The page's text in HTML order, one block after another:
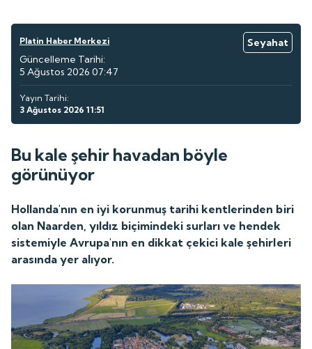
Platin Haber Merkezi
Seyahat
Güncelleme Tarihi:
5 Ağustos 2026 07:47
Yayın Tarihi:
3 Ağustos 2026 11:51
Bu kale şehir havadan böyle
görünüyor
Hollanda'nın en iyi korunmuş tarihi kentlerinden biri
olan Naarden, yıldız biçimindeki surları ve hendek
sistemiyle Avrupa'nın en dikkat çekici kale şehirleri
arasında yer alıyor.